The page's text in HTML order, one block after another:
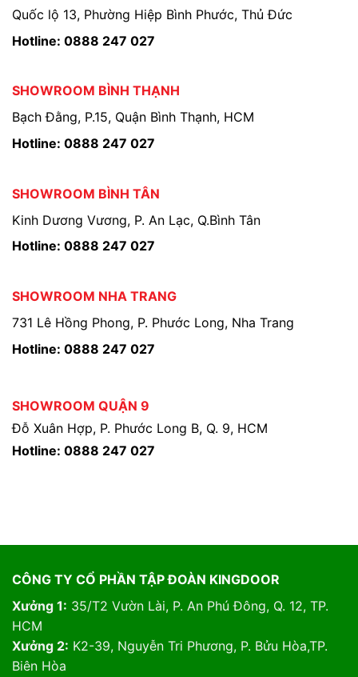
Quốc lộ 13, Phường Hiệp Bình Phước, Thủ Đức
Hotline: 0888 247 027
SHOWROOM BÌNH THẠNH
Bạch Đằng, P.15, Quận Bình Thạnh, HCM
Hotline: 0888 247 027
SHOWROOM BÌNH TÂN
Kinh Dương Vương, P. An Lạc, Q.Bình Tân
Hotline: 0888 247 027
SHOWROOM NHA TRANG
731 Lê Hồng Phong, P. Phước Long, Nha Trang
Hotline: 0888 247 027
SHOWROOM QUẬN 9
Đỗ Xuân Hợp, P. Phước Long B, Q. 9, HCM
Hotline: 0888 247 027
CÔNG TY CỔ PHẦN TẬP ĐOÀN KINGDOOR
Xưởng 1: 35/T2 Vườn Lài, P. An Phú Đông, Q. 12, TP.
HCM
Xưởng 2: K2-39, Nguyễn Tri Phương, P. Bửu Hòa,TP.
Biên Hòa